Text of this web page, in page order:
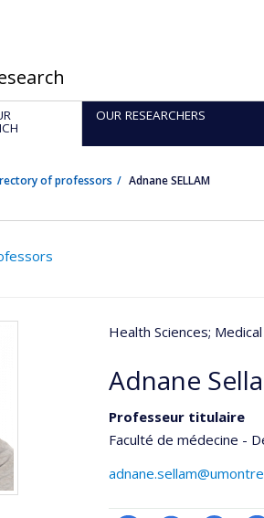
OUR RESEARCHERS
of professors Adnane SELLAM
Health Sciences;
Adnane
Professeur titulaire
Faculté de médecine -